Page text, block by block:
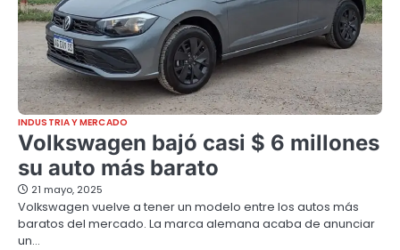
INDUSTRIA Y MERCADO
Volkswagen bajó casi $ 6 millones
su auto más barato
21 mayo, 2025
Volkswagen vuelve a tener un modelo entre los autos más
baratos del mercado. La marca alemana acaba de anunciar
un…